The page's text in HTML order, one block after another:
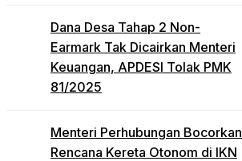
Dana Desa Tahap 2 Non-
Earmark Tak Dicairkan Menteri
Keuangan, APDESI Tolak PMK
81/2025
Menteri Perhubungan Bocorkan
Rencana Kereta Otonom di IKN